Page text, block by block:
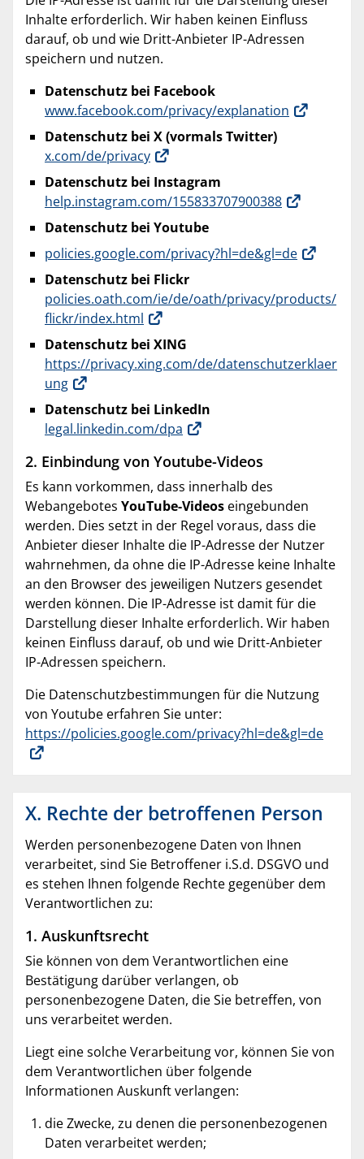
Inhalte erforderlich. Wir haben keinen Einfluss
darauf, ob und wie Dritt-Anbieter IP-Adressen
speichern und nutzen.
Datenschutz bei Facebook
www.facebook.com/privacy/explanation
Datenschutz bei X (vormals Twitter)
x.com/de/privacy
Datenschutz bei Instagram
help.instagram.com/155833707900388
Datenschutz bei Youtube
policies.google.com/privacy?hl=de&gl=de
Datenschutz bei Flickr
policies.oath.com/ie/de/oath/privacy/products/
flickr/index.html
Datenschutz bei XING
https://privacy.xing.com/de/datenschutzerklaer
ung
Datenschutz bei LinkedIn
legal.linkedin.com/dpa
2. Einbindung von Youtube-Videos
Es kann vorkommen, dass innerhalb des
Webangebotes YouTube-Videos eingebunden
werden. Dies setzt in der Regel voraus, dass die
Anbieter dieser Inhalte die IP-Adresse der Nutzer
wahrnehmen, da ohne die IP-Adresse keine Inhalte
an den Browser des jeweiligen Nutzers gesendet
werden können. Die IP-Adresse ist damit für die
Darstellung dieser Inhalte erforderlich. Wir haben
keinen Einfluss darauf, ob und wie Dritt-Anbieter
IP-Adressen speichern.
Die Datenschutzbestimmungen für die Nutzung
von Youtube erfahren Sie unter:
https://policies.google.com/privacy?hl=de&gl=de
X. Rechte der betroffenen Person
Werden personenbezogene Daten von Ihnen
verarbeitet, sind Sie Betroffener i.S.d. DSGVO und
es stehen Ihnen folgende Rechte gegenüber dem
Verantwortlichen zu:
1. Auskunftsrecht
Sie können von dem Verantwortlichen eine
Bestätigung darüber verlangen, ob
personenbezogene Daten, die Sie betreffen, von
uns verarbeitet werden.
Liegt eine solche Verarbeitung vor, können Sie von
dem Verantwortlichen über folgende
Informationen Auskunft verlangen:
die Zwecke, zu denen die personenbezogenen
Daten verarbeitet werden;